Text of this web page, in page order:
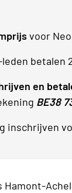
voor
betalen
en
BE38
inschrijven
Hamont-Achel